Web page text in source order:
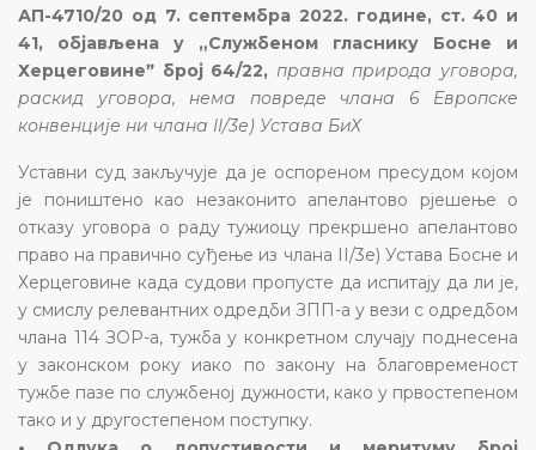
АП-4710/20 од 7. септембра 2022. године, ст. 40 и
41, објављена у „Службеном гласнику Босне и
Херцеговинеˮ број 64/22, правна природа уговора,
раскид уговора, нема повреде члана 6 Европске
конвенције ни члана II/3е) Устава БиХ
Уставни суд закључује да је оспореном пресудом којом
је поништено као незаконито апелантово рјешење о
отказу уговора о раду тужиоцу прекршено апелантово
право на правично суђење из члана II/3е) Устава Босне и
Херцеговине када судови пропусте да испитају да ли је,
у смислу релевантних одредби ЗПП-а у вези с одредбом
члана 114 ЗОР-а, тужба у конкретном случају поднесена
у законском року иако по закону на благовременост
тужбе пазе по службеној дужности, како у првостепеном
тако и у другостепеном поступку.